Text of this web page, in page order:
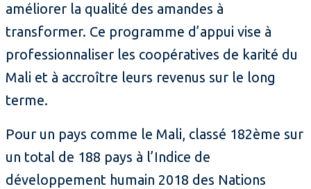
améliorer la qualité des amandes à
transformer. Ce programme d’appui vise à
professionnaliser les coopératives de karité du
Mali et à accroître leurs revenus sur le long
terme.
Pour un pays comme le Mali, classé 182ème sur
un total de 188 pays à l’Indice de
développement humain 2018 des Nations